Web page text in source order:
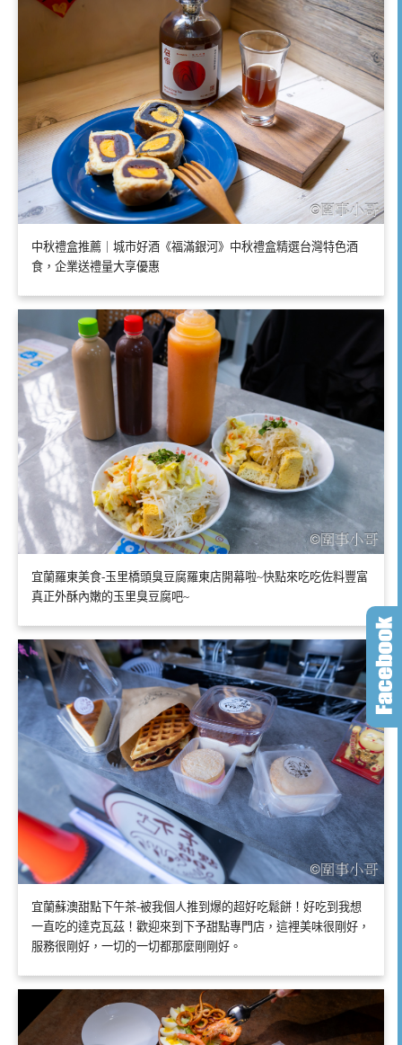
中秋禮盒推薦｜城市好酒《福滿銀河》中秋禮盒精選台灣特色酒
食，企業送禮量大享優惠
宜蘭羅東美食-玉里橋頭臭豆腐羅東店開幕啦~快點來吃吃佐料豐富
真正外酥內嫩的玉里臭豆腐吧~
宜蘭蘇澳甜點下午茶-被我個人推到爆的超好吃鬆餅！好吃到我想
一直吃的達克瓦茲！歡迎來到下予甜點專門店，這裡美味很剛好，
服務很剛好，一切的一切都那麼剛剛好。